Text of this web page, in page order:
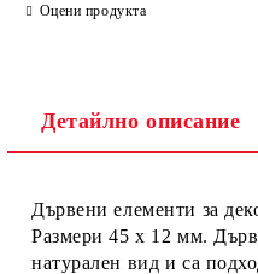
Оцени продукта
Детайлно описание
Дървени елементи за
Размери 45 х 12 мм.
натурален вид и са